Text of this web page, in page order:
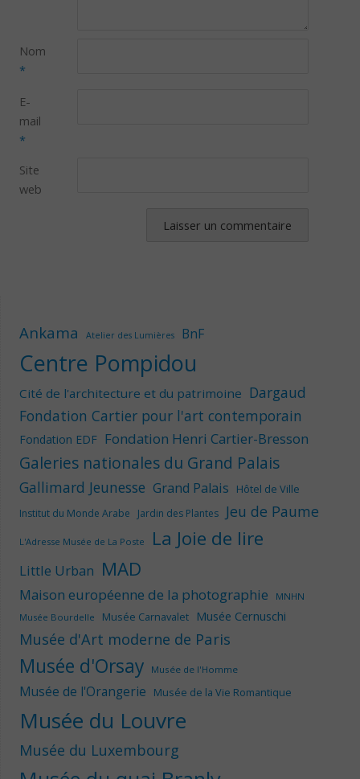
Nom
*
E-
mail
*
Site
web
Ankama Atelier des Lumières BnF
Centre Pompidou
Cité de l'architecture et du patrimoine Dargaud
Fondation Cartier pour l'art contemporain
Fondation EDF Fondation Henri Cartier-Bresson
Galeries nationales du Grand Palais
Gallimard Jeunesse Grand Palais Hôtel de Ville
Institut du Monde Arabe Jardin des Plantes Jeu de Paume
L'Adresse Musée de La Poste La Joie de lire
Little Urban MAD
Maison européenne de la photographie
MNHN
Musée Bourdelle
Musée Carnavalet Musée Cernuschi
Musée d'Art moderne de Paris
Musée d'Orsay Musée de l'Homme
Musée de l'Orangerie Musée de la Vie Romantique
Musée du Louvre
Musée du Luxembourg